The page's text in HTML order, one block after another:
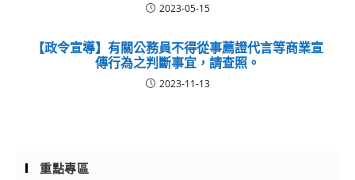
2023-05-15
【政令宣導】有關公務員不得從事薦證代言等商業宣
傳行為之判斷事宜，請查照。
2023-11-13
重點專區